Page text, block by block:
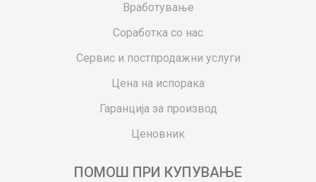
Вработување
Соработка со нас
Сервис и постпродажни услуги
Цена на испорака
Гаранција за производ
Ценовник
ПОМОШ ПРИ КУПУВАЊЕ